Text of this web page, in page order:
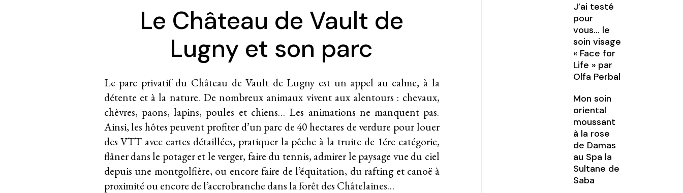
Le Château de Vault de
Lugny et son parc
Le parc privatif du Château de Vault de Lugny est un appel au calme, à la
détente et à la nature. De nombreux animaux vivent aux alentours : chevaux,
chèvres, paons, lapins, poules et chiens… Les animations ne manquent pas.
Ainsi, les hôtes peuvent profiter d’un parc de 40 hectares de verdure pour louer
des VTT avec cartes détaillées, pratiquer la pêche à la truite de 1ére catégorie,
flâner dans le potager et le verger, faire du tennis, admirer le paysage vue du ciel
depuis une montgolfière, ou encore faire de l’équitation, du rafting et canoë à
proximité ou encore de l’accrobranche dans la forêt des Châtelaines…
J’ai testé
pour
vous… le
soin visage
« Face for
Life » par
Olfa Perbal
Mon soin
oriental
moussant
à la rose
de Damas
au Spa la
Sultane de
Saba